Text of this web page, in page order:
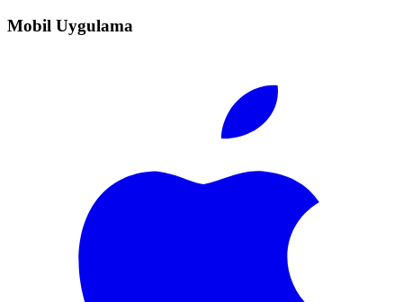
Mobil Uygulama